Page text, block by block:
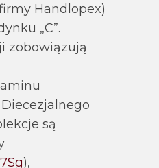
Handlopex)
„C”.
zobowiązują
są
),